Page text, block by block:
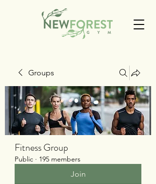
Groups
Fitness Group
Public · 195 members
Join